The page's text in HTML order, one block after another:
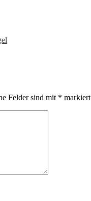
Felder sind mit * markiert